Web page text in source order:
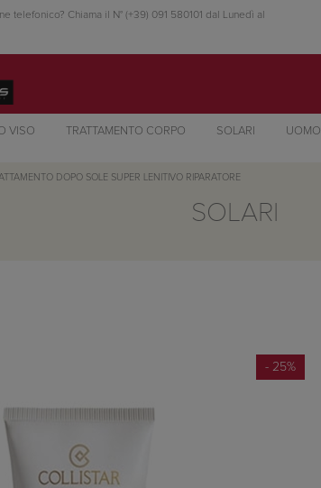
telefonico? Chiama il N° (+39) 091 580101 dal Lunedì al
VISO TRATTAMENTO CORPO SOLARI UOMO
DOPO SOLE SUPER LENITIVO RIPARATORE
SOLARI
- 25%